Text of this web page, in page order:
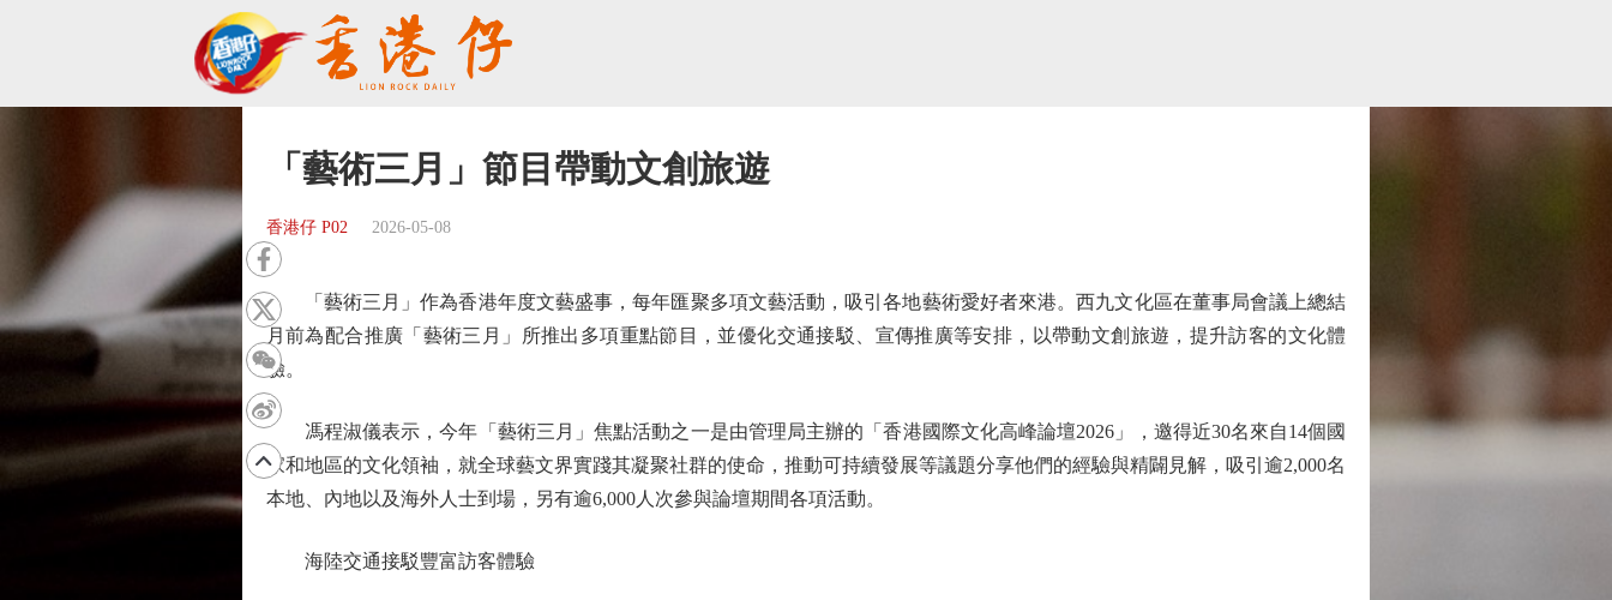
「藝術三月」節目帶動文創旅遊
香港仔 P02 2026-05-08
「藝術三月」作為香港年度文藝盛事，每年匯聚多項文藝活動，吸引各地藝術愛好者來港。西九文化區在董事局會議上總結
月前為配合推廣「藝術三月」所推出多項重點節目，並優化交通接駁、宣傳推廣等安排，以帶動文創旅遊，提升訪客的文化體
驗。
馮程淑儀表示，今年「藝術三月」焦點活動之一是由管理局主辦的「香港國際文化高峰論壇2026」，邀得近30名來自14個國
家和地區的文化領袖，就全球藝文界實踐其凝聚社群的使命，推動可持續發展等議題分享他們的經驗與精闢見解，吸引逾2,000名
本地、內地以及海外人士到場，另有逾6,000人次參與論壇期間各項活動。
海陸交通接駁豐富訪客體驗